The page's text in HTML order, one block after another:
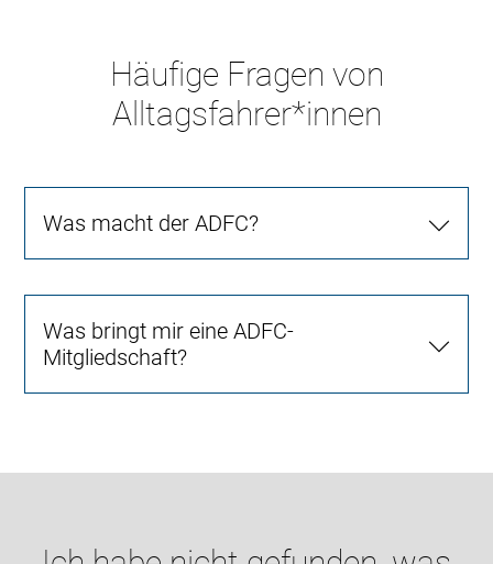
Häufige Fragen von
Alltagsfahrer*innen
Was macht der ADFC?
Was bringt mir eine ADFC-
Mitgliedschaft?